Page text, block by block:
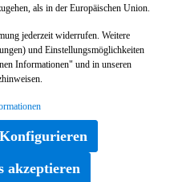
als in der Europäischen Union.
jederzeit widerrufen. Weitere
und Einstellungsmöglichkeiten
Informationen" und in unseren
Konfigurieren
akzeptieren